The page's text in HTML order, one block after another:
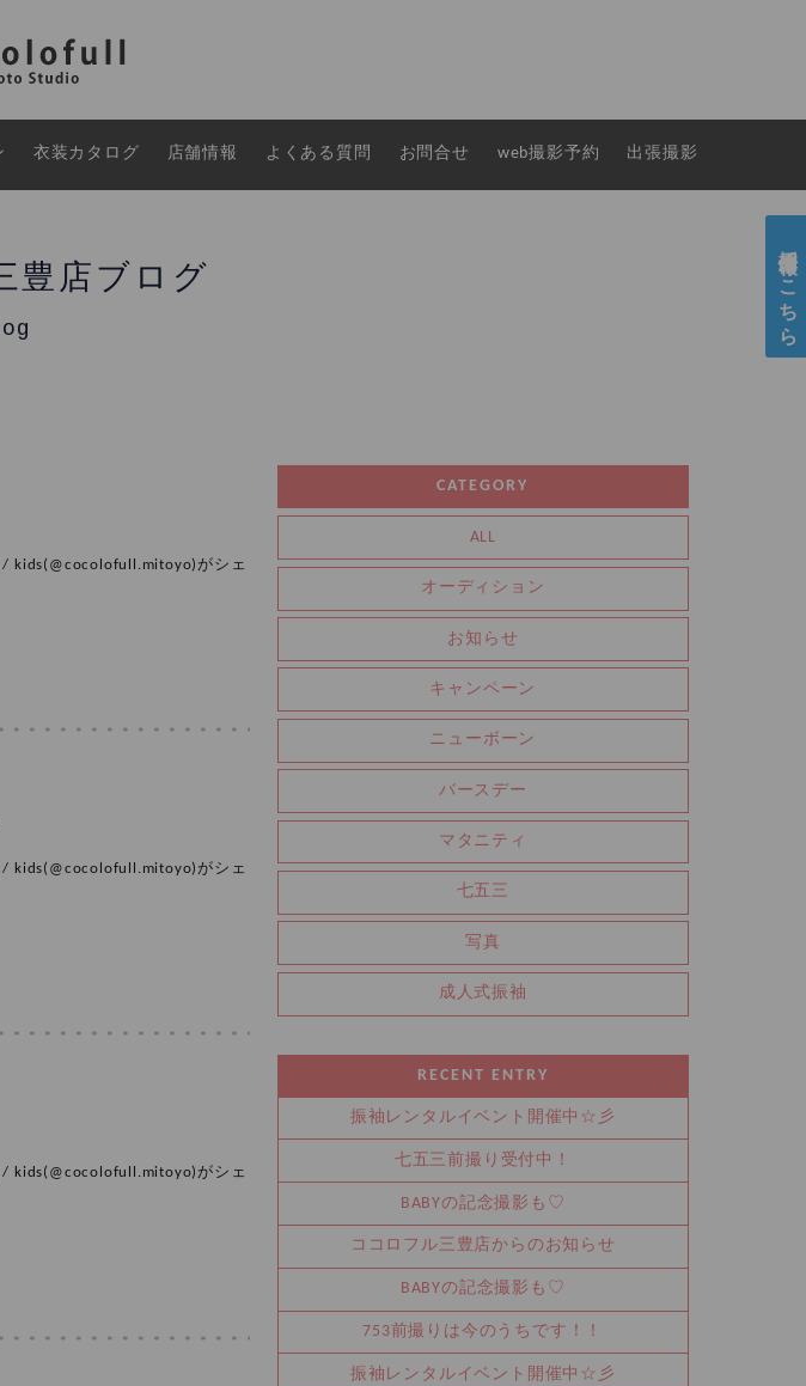
衣装カタログ 店舗情報 よくある質問 お問合せ web撮影予約 出張撮影
豊店ブログ
kids(@cocolofull.mitoyo)がシェ
kids(@cocolofull.mitoyo)がシェ
kids(@cocolofull.mitoyo)がシェ
CATEGORY
ALL
オーディション
お知らせ
キャンペーン
ニューボーン
バースデー
マタニティ
七五三
写真
成人式振袖
RECENT ENTRY
振袖レンタルイベント開催中☆彡
七五三前撮り受付中！
BABYの記念撮影も♡
ココロフル三豊店からのお知らせ
BABYの記念撮影も♡
753前撮りは今のうちです！！
振袖レンタルイベント開催中☆彡
採用情報はこちら